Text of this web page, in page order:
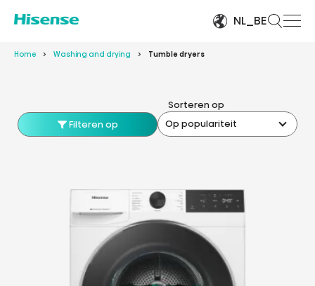
NL_BE
Home Washing and drying Tumble dryers
Filteren op
Sorteren op
Op populariteit